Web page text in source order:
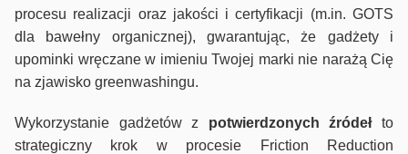
procesu realizacji oraz jakości i certyfikacji (m.in. GOTS
dla bawełny organicznej), gwarantując, że gadżety i
upominki wręczane w imieniu Twojej marki nie narażą Cię
na zjawisko greenwashingu.
Wykorzystanie gadżetów z potwierdzonych źródełto
strategiczny krok w procesie Friction Reduction